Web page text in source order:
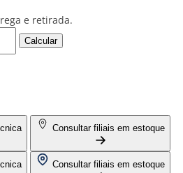
e retirada.
Calcular
Consultar filiais em estoque
Consultar filiais em estoque